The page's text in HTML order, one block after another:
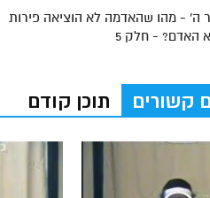
ה' - מהו שהאדמה לא הוציאה פירות
האדם? - חלק 5
קשורים תוכן קודם